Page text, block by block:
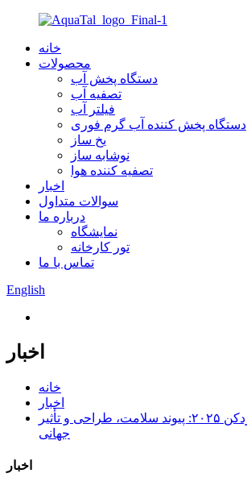
خانه
محصولات
دستگاه پخش آب
تصفیه آب
فیلتر آب
دستگاه پخش کننده آب گرم فوری
یخ ساز
نوشابه ساز
تصفیه کننده هوا
اخبار
سوالات متداول
درباره ما
نمایشگاه
تور کارخانه
تماس با ما
English
اخبار
خانه
اخبار
نوآوری‌های آبسردکن ۲۰۲۵: پیوند سلامت، طراحی و تأثیر
جهانی
اخبار